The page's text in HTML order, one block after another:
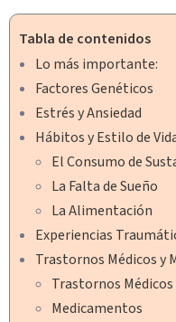
Tabla de contenidos
Lo más importante:
Factores Genéticos
Estrés y Ansiedad
Hábitos y Estilo de
El Consumo de
La Falta de Sueño
La Alimentación
Experiencias
Trastornos Médicos y
Trastornos Médicos
Medicamentos